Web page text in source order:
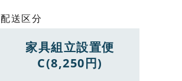
配送区分
家具組立設置便
C(8,250円)